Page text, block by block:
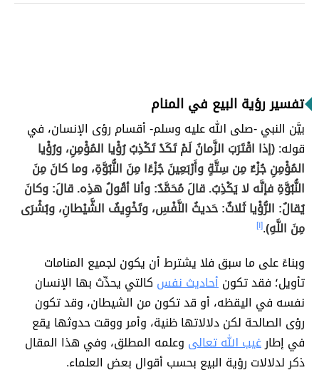
تفسير رؤية البيع في المنام
بيَّن النبي -صلى الله عليه وسلم- أقسام رؤى الإنسان، في
قوله:(إذا اقْتَرَبَ الزَّمانُ لَمْ تَكَدْ تَكْذِبُ رُؤْيا المُؤْمِنِ، ورُؤْيا
المُؤْمِنِ جُزْءٌ مِن سِتَّةٍ وأَرْبَعِينَ جُزْءًا مِنَ النُّبُوَّةِ، وما كانَ مِنَ
النُّبُوَّةِ فإنَّه لا يَكْذِبُ. قالَ مُحَمَّدٌ: وأنا أقُولُ هذِه. قالَ: وكانَ
يُقالُ: الرُّؤْيا ثَلاثٌ: حَديثُ النَّفْسِ، وتَخْوِيفُ الشَّيْطانِ، وبُشْرَى
مِنَ اللَّهِ).[١]
وبناءً على ما سبق فلا يشترط أن يكون لجميع المنامات
تأويل؛ فقد تكونأحاديث نفس كالتي يحدِّث بها الإنسان
نفسه في اليقظه، أو قد تكون من الشيطان، وقد تكون
رؤى الصالحة لكن دلالاتها ظنية، وأمر ووقت حدوثها يقع
في إطارغيب الله تعالى وعلمه المطلق، وفي هذا المقال
ذكر لدلالات رؤية البيع بحسب أقوال بعض العلماء.